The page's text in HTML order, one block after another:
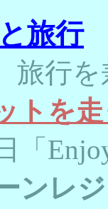
旅行
旅行
トを
「
ンレ